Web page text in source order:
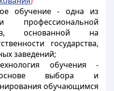
обучение - одна из
профессиональной
основанной на
государства,
заведений;
обучения -
выбора и
обучающимся